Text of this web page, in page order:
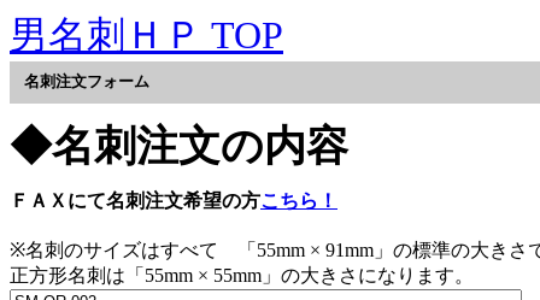
男名刺ＨＰ TOP
名刺注文フォーム
◆名刺注文の内容
ＦＡＸにて名刺注文希望の方こちら！
※名刺のサイズはすべて 「55mm × 91mm」の標準の大きさ
正方形名刺は「55mm × 55mm」の大きさになります。